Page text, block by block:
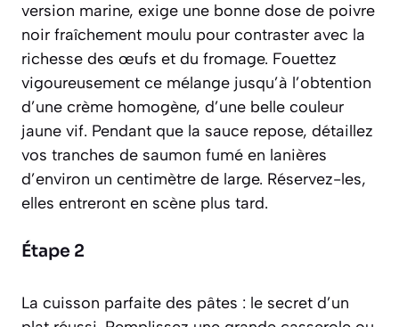
version marine, exige une bonne dose de poivre
noir fraîchement moulu pour contraster avec la
richesse des œufs et du fromage. Fouettez
vigoureusement ce mélange jusqu’à l’obtention
d’une crème homogène, d’une belle couleur
jaune vif. Pendant que la sauce repose, détaillez
vos tranches de saumon fumé en lanières
d’environ un centimètre de large. Réservez-les,
elles entreront en scène plus tard.
Étape 2
La cuisson parfaite des pâtes : le secret d’un